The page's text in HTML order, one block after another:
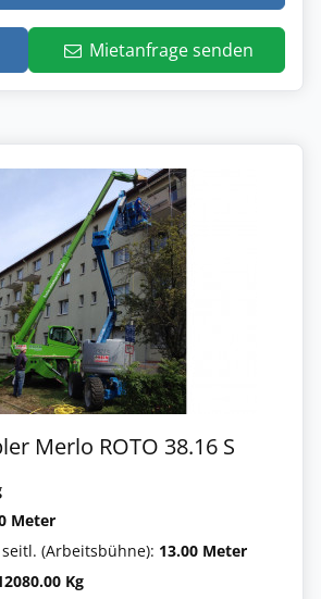
Mietanfrage senden
Merlo ROTO 38.16 S
Meter
(Arbeitsbühne): 13.00 Meter
Kg